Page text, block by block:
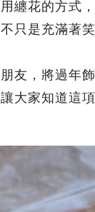
纏花的方式
只是充滿著
友，將過年
大家知道這